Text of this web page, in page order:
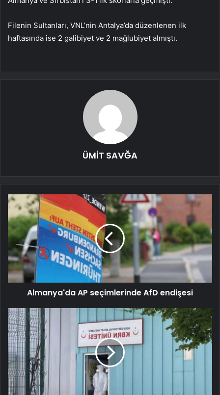
Filenin Sultanları, VNL’nin Antalya’da düzenlenen ilk
haftasında ise 2 galibiyet ve 2 mağlubiyet almıştı.
ÜMİT SAVĞA
Almanya'da AP seçimlerinde AfD endişesi